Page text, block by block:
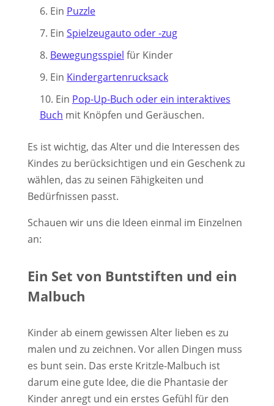
Ein Puzzle
Ein Spielzeugauto oder -zug
Bewegungsspiel für Kinder
Ein Kindergartenrucksack
Ein Pop-Up-Buch oder ein interaktives
Buch mit Knöpfen und Geräuschen.
Es ist wichtig, das Alter und die Interessen des
Kindes zu berücksichtigen und ein Geschenk zu
wählen, das zu seinen Fähigkeiten und
Bedürfnissen passt.
Schauen wir uns die Ideen einmal im Einzelnen
an:
Ein Set von Buntstiften und ein
Malbuch
Kinder ab einem gewissen Alter lieben es zu
malen und zu zeichnen. Vor allen Dingen muss
es bunt sein. Das erste Kritzle-Malbuch ist
darum eine gute Idee, die die Phantasie der
Kinder anregt und ein erstes Gefühl für den